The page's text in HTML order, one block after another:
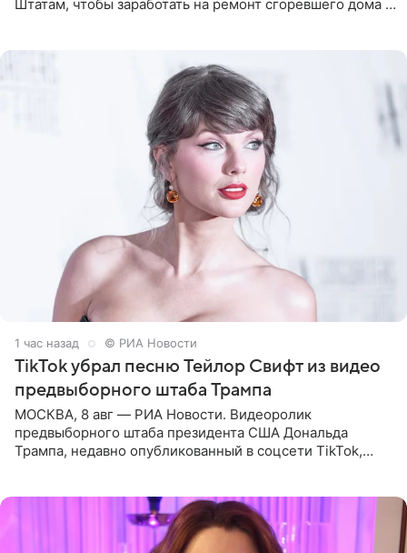
Штатам, чтобы заработать на ремонт сгоревшего дома в
1 час назад © РИА Новости
TikTok убрал песню Тейлор Свифт из видео
предвыборного штаба Трампа
МОСКВА, 8 авг — РИА Новости. Видеоролик
предвыборного штаба президента США Дональда
Трампа, недавно опубликованный в соцсети TikTok,